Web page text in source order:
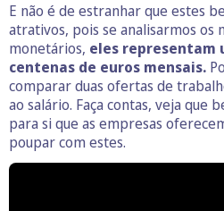
E não é de estranhar que estes
atrativos, pois se analisarmos os
monetários, eles representam
centenas de euros mensais.
comparar duas ofertas de
ao salário. Faça contas, veja que
para si que as empresas
poupar com estes.